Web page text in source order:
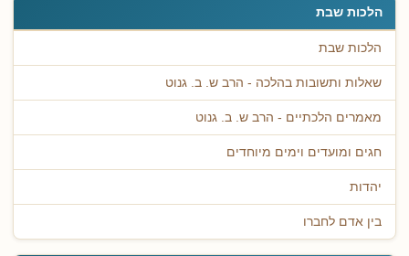
הלכות שבת
הלכות שבת
שאלות ותשובות בהלכה - הרב ש. ב. גנוט
מאמרים הלכתיים - הרב ש. ב. גנוט
חגים ומועדים וימים מיוחדים
יהדות
בין אדם לחברו